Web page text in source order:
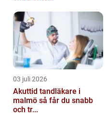
03 juli 2026
Akuttid tandläkare i
malmö så får du snabb
och tr...